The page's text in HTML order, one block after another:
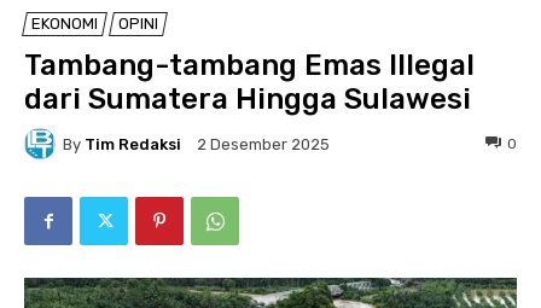
EKONOMI OPINI
Tambang-tambang Emas Illegal
dari Sumatera Hingga Sulawesi
By Tim Redaksi 2 Desember 2025 0